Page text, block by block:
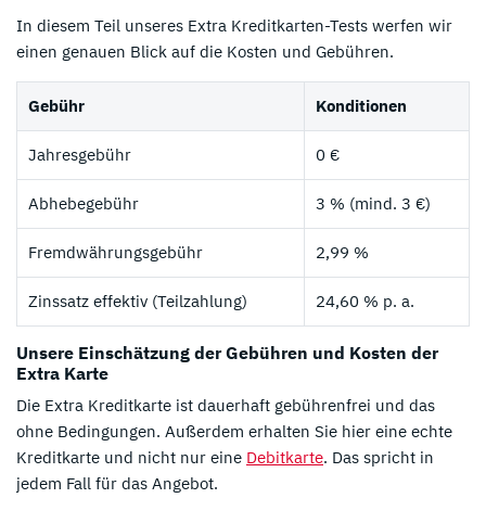
In diesem Teil unseres Extra Kreditkarten-Tests werfen wir
einen genauen Blick auf die Kosten und Gebühren.
Gebühr Konditionen
Jahresgebühr 0 €
Abhebegebühr 3 % (mind. 3 €)
Fremdwährungsgebühr 2,99 %
Zinssatz effektiv (Teilzahlung) 24,60 % p. a.
Unsere Einschätzung der Gebühren und Kosten der
Extra Karte
Die Extra Kreditkarte ist dauerhaft gebührenfrei und das
ohne Bedingungen. Außerdem erhalten Sie hier eine echte
Kreditkarte und nicht nur eine Debitkarte. Das spricht in
jedem Fall für das Angebot.